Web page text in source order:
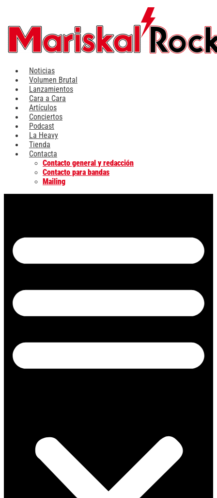
contenido
Noticias
Volumen Brutal
Lanzamientos
Cara a Cara
Artículos
Conciertos
Podcast
La Heavy
Tienda
Contacta
Contacto general y redacción
Contacto para bandas
Mailing